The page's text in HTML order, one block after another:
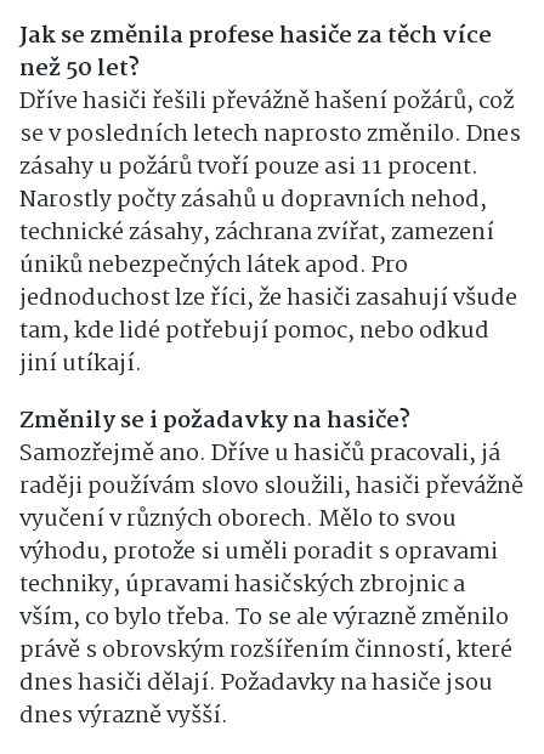
Jak se změnila profese hasiče za těch více
než 50 let?
Dříve hasiči řešili převážně hašení požárů, což
se v posledních letech naprosto změnilo. Dnes
zásahy u požárů tvoří pouze asi 11 procent.
Narostly počty zásahů u dopravních nehod,
technické zásahy, záchrana zvířat, zamezení
úniků nebezpečných látek apod. Pro
jednoduchost lze říci, že hasiči zasahují všude
tam, kde lidé potřebují pomoc, nebo odkud
jiní utíkají.
Změnily se i požadavky na hasiče?
Samozřejmě ano. Dříve u hasičů pracovali, já
raději používám slovo sloužili, hasiči převážně
vyučení v různých oborech. Mělo to svou
výhodu, protože si uměli poradit s opravami
techniky, úpravami hasičských zbrojnic a
vším, co bylo třeba. To se ale výrazně změnilo
právě s obrovským rozšířením činností, které
dnes hasiči dělají. Požadavky na hasiče jsou
dnes výrazně vyšší.